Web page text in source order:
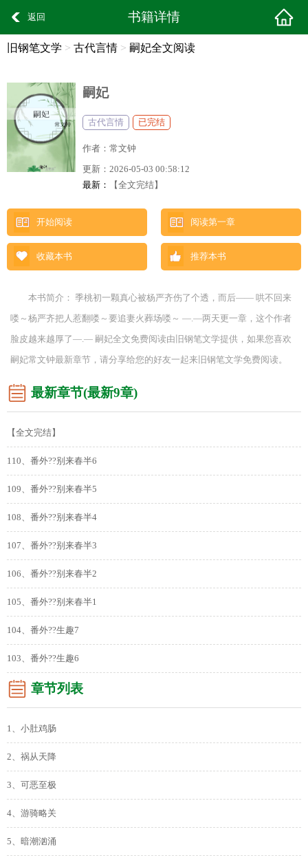
返回 书籍详情
旧钢笔文学 > 古代言情 > 嗣妃全文阅读
嗣妃
古代言情 已完结
作者： 常文钟
更新： 2026-05-03 00:58:12
最新：
【全文完结】
开始阅读 阅读第一章
收藏本书 推荐本书
本书简介： 季桃初一颗真心被杨严齐伤了个透，而后—— 哄不回来
喽～杨严齐把人惹翻喽～要追妻火葬场喽～ —.—两天更一章，这个作者
脸皮越来越厚了—.— 嗣妃全文免费阅读由旧钢笔文学提供，如果您喜欢
嗣妃常文钟最新章节，请分享给您的好友一起来旧钢笔文学免费阅读。
最新章节(最新9章)
【全文完结】
110、番外??别来春半6
109、番外??别来春半5
108、番外??别来春半4
107、番外??别来春半3
106、番外??别来春半2
105、番外??别来春半1
104、番外??生趣7
103、番外??生趣6
章节列表
1、小肚鸡肠
2、祸从天降
3、可恶至极
4、游骑略关
5、暗潮汹涌